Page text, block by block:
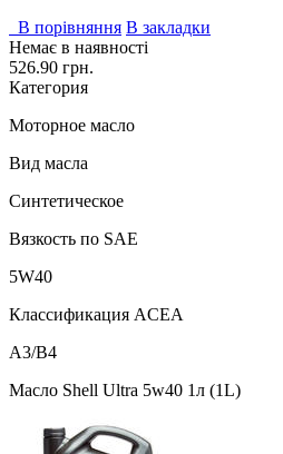
В порівняння В закладки
Немає в наявності
526.90 грн.
Категория
Моторное масло
Вид масла
Синтетическое
Вязкость по SAE
5W40
Классификация ACEA
A3/B4
Масло Shell Ultra 5w40 1л (1L)